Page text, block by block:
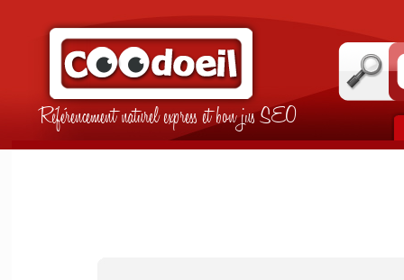
Référencement naturel express et bon jus SEO